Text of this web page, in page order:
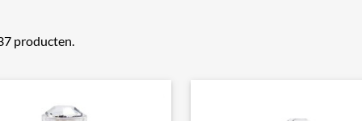
producten.